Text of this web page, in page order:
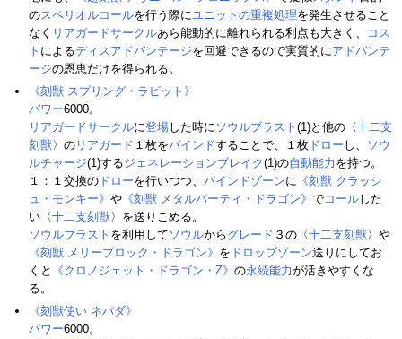
のスペリオルコールを行う際にユニットの重複処理を発生させること
なく リアガードサークルあら能動的に離れられる利点も大きく、
コス
ト によるディスアドバンテージを回避できるので実質的にアドバンテ
ージの恩恵だけを得られる。
《刻獣 スプリング・ラビット》
パワー6000。
リアガードサークルに登場した時に ソウルブラスト (1)と他の〈十二支
刻獣〉の リアガード １枚をバインドすることで、１枚 ドロー し、
ソウ
ルチャージ(1)するジェネレーションブレイク(1)の自動能力 を持つ。
１：１交換の ドローを行いつつ、 バインドゾーンに 《刻獣 クラッシ
ュ・モンキー》 や 《刻獣 メタルパーティ・ドラゴン》 でコールした
い〈十二支刻獣〉を送りこめる。
ソウルブラスト を利用して ソウルから グレード ３の〈十二支刻獣〉や
《刻獣 メリーブロック・ドラゴン》 を ドロップゾーン送りにしてお
くと
《クロノジェット・ドラゴン・Z》 の永続能力が活きやすくな
る。
《刻獣使い ネパダ》
パワー6000。